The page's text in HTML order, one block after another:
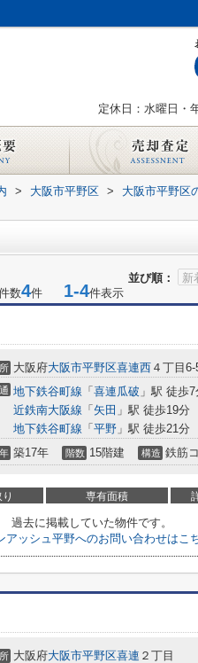
定休日：水曜日・
> 大阪市平野区 > 大阪市平野区
並び順：
数4件 1-4件表示
大阪府大阪市平野区喜連西 ４丁目6-
地下鉄谷町線 「 喜連瓜破 」駅 徒歩7
近鉄南大阪線 「 矢田 」駅 徒歩19分
地下鉄谷町線 「 平野 」駅 徒歩21分
築17年 階数 15階建 構造 鉄筋
専有面積
過去に掲載していた物件です。
アッシュ平野へのお問い合わせはこ
大阪府大阪市平野区喜連 ２丁目